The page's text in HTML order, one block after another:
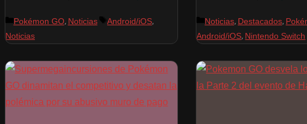
Pokémon GO, Noticias Android/iOS,
Noticias
Noticias, Destacados,
Android/iOS, Nintendo Switch